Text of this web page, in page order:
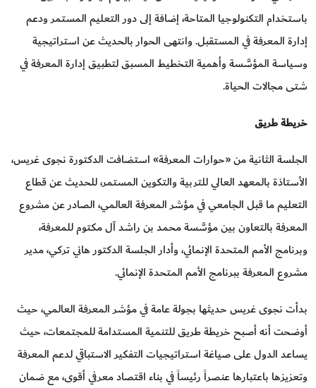
باستخدام التكنولوجيا المتاحة، إضافة إلى دور التعليم المستمر ودعم
إدارة المعرفة في المستقبل. وانتهى الحوار بالحديث عن استراتيجية
وسياسة المؤسَّسة وأهمية التخطيط المسبق لتطبيق إدارة المعرفة في
شتى مجالات الحياة.
خريطة طريق
الجلسة الثانية من «حوارات المعرفة» استضافت الدكتورة نجوى غريس،
الأستاذة بالمعهد العالي للتربية والتكوين المستمر، للحديث عن قطاع
التعليم ما قبل الجامعي في مؤشر المعرفة العالمي، الصادر عن مشروع
المعرفة بالتعاون بين مؤسَّسة محمد بن راشد آل مكتوم للمعرفة،
وبرنامج الأمم المتحدة الإنمائي، وأدار الجلسة الدكتور هاني تركي، مدير
مشروع المعرفة ببرنامج الأمم المتحدة الإنمائي.
بدأت نجوى غريس حديثها بجولة عامة في مؤشر المعرفة العالمي، حيث
أوضحت أنه أصبح خريطة طريق للتنمية المستدامة للمجتمعات، حيث
يساعد الدول على صياغة استراتيجيات التفكير الاستباقي لدعم المعرفة
وتعزيزها باعتبارها عنصراً رئيساً في بناء اقتصاد معرفي أقوى، مع ضمان